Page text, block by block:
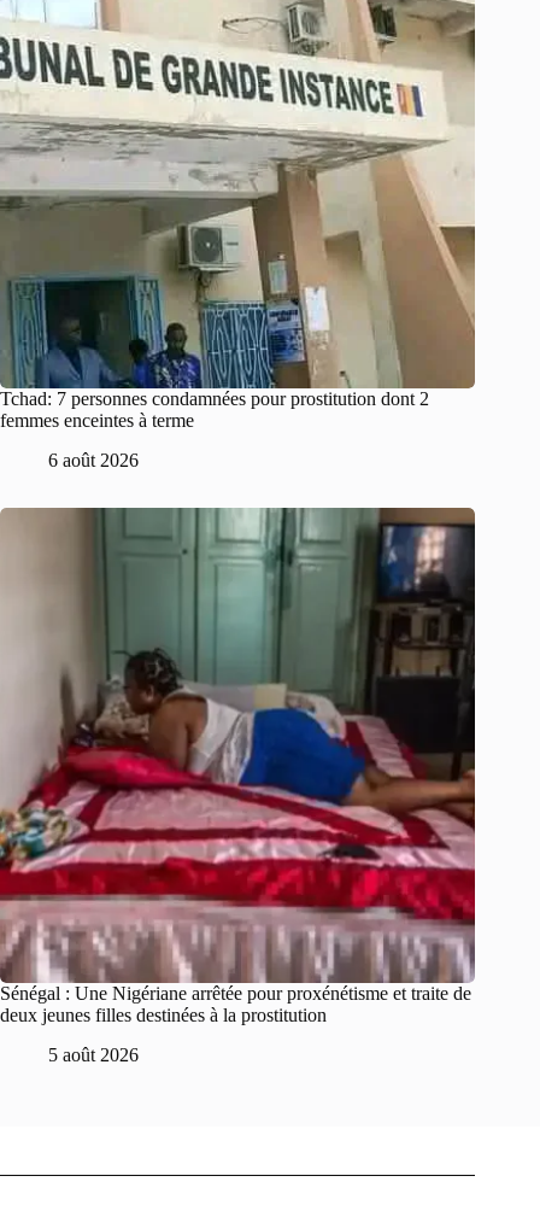
Tchad: 7 personnes condamnées pour prostitution dont 2
femmes enceintes à terme
6 août 2026
Sénégal : Une Nigériane arrêtée pour proxénétisme et traite de
deux jeunes filles destinées à la prostitution
5 août 2026